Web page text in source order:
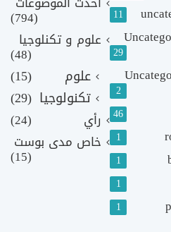
11
29
2
46
1
1
1
1
(794)
علوم و تكنلوجيا
(48)
علوم
(15)
تكنولوجيا (29)
رأي
(24)
خاص مدى بوست
(15)